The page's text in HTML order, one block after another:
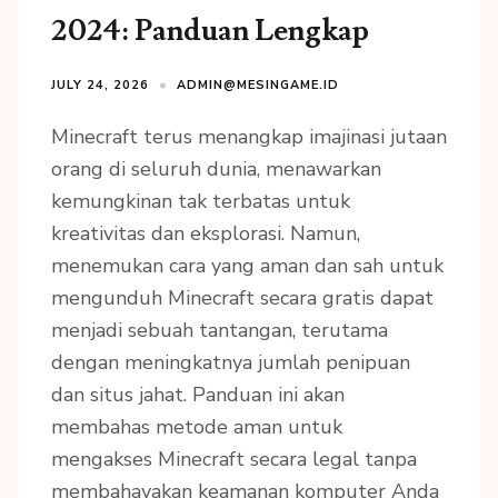
2024: Panduan Lengkap
JULY 24, 2026 ADMIN@MESINGAME.ID
Minecraft terus menangkap imajinasi jutaan
orang di seluruh dunia, menawarkan
kemungkinan tak terbatas untuk
kreativitas dan eksplorasi. Namun,
menemukan cara yang aman dan sah untuk
mengunduh Minecraft secara gratis dapat
menjadi sebuah tantangan, terutama
dengan meningkatnya jumlah penipuan
dan situs jahat. Panduan ini akan
membahas metode aman untuk
mengakses Minecraft secara legal tanpa
membahayakan keamanan komputer Anda